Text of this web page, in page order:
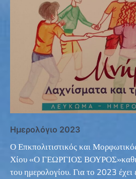
Ημερολόγιο 2023
Ο Επκπολιτιστικός και
Χίου «Ο ΓΕΩΡΓΙΟΣ
του ημερολογίου. Για το 2023